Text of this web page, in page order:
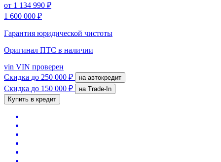
от 1 134 990 ₽
1 600 000 ₽
Гарантия юридической чистоты
Оригинал ПТС в наличии
vin VIN проверен
Скидка до 250 000 ₽ на автокредит
Скидка до 150 000 ₽
на Trade-In
Купить в кредит